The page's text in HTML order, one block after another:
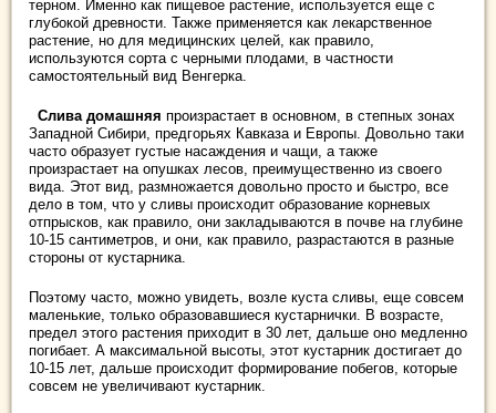
терном. Именно как пищевое растение, используется еще с
глубокой древности. Также применяется как лекарственное
растение, но для медицинских целей, как правило,
используются сорта с черными плодами, в частности
самостоятельный вид Венгерка.
Слива домашняя произрастает в основном, в степных зонах
Западной Сибири, предгорьях Кавказа и Европы. Довольно таки
часто образует густые насаждения и чащи, а также
произрастает на опушках лесов, преимущественно из своего
вида. Этот вид, размножается довольно просто и быстро, все
дело в том, что у сливы происходит образование корневых
отпрысков, как правило, они закладываются в почве на глубине
10-15 сантиметров, и они, как правило, разрастаются в разные
стороны от кустарника.
Поэтому часто, можно увидеть, возле куста сливы, еще совсем
маленькие, только образовавшиеся кустарнички. В возрасте,
предел этого растения приходит в 30 лет, дальше оно медленно
погибает. А максимальной высоты, этот кустарник достигает до
10-15 лет, дальше происходит формирование побегов, которые
совсем не увеличивают кустарник.